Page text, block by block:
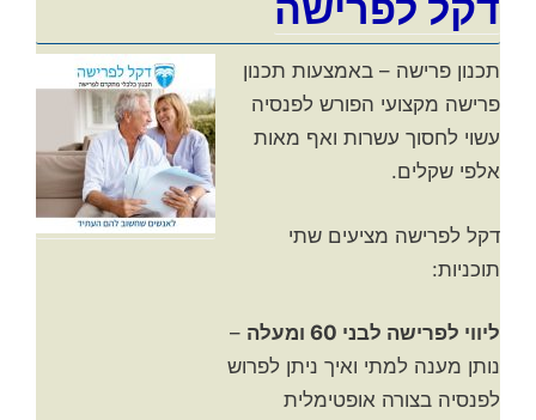
תכנון פרישה – באמצעות תכנון
פרישה מקצועי הפורש לפנסיה
עשוי לחסוך עשרות ואף מאות
אלפי שקלים.
דקל לפרישה מציעים שתי
תוכניות:
ליווי לפרישה לבני 60 ומעלה
–
נותן מענה למתי ואיך ניתן לפרוש
לפנסיה בצורה אופטימלית